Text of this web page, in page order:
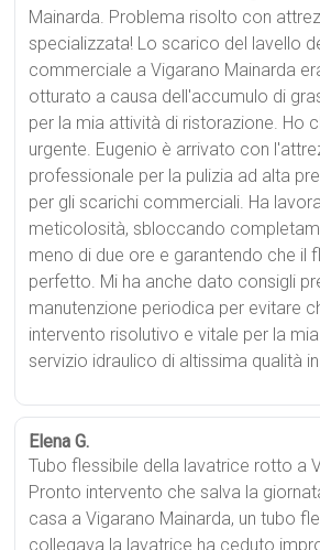
Mainarda. Problema risolto con
specializzata! Lo scarico del lavello
commerciale a Vigarano Mainarda
otturato a causa dell'accumulo di
per la mia attività di ristorazione. Ho
urgente. Eugenio è arrivato con
professionale per la pulizia ad alta
per gli scarichi commerciali. Ha
meticolosità, sbloccando
meno di due ore e garantendo che il
perfetto. Mi ha anche dato consigli
manutenzione periodica per evitare
intervento risolutivo e vitale per la
servizio idraulico di altissima qualità
Elena G.
Tubo flessibile della lavatrice rotto a
Pronto intervento che salva la
casa a Vigarano Mainarda, un tubo
collegava la lavatrice ha ceduto